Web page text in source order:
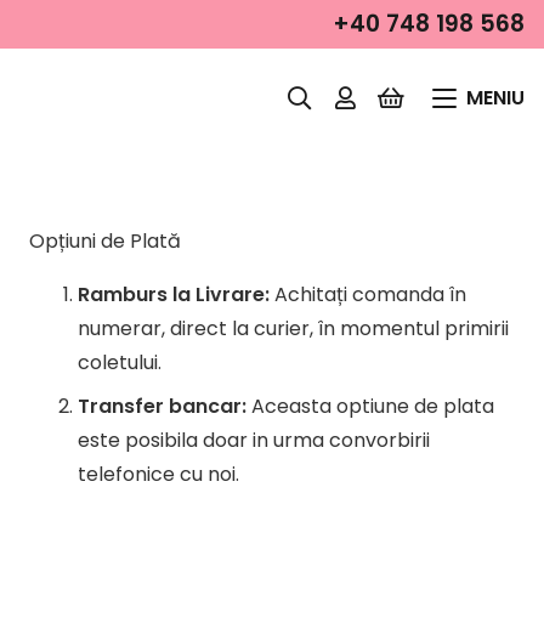
+40 748 198 568
MENIU
Opțiuni de Plată
Ramburs la Livrare:Achitați comanda în
numerar, direct la curier, în momentul primirii
coletului.
Transfer bancar:Aceasta optiune de plata
este posibila doar in urma convorbirii
telefonice cu noi.